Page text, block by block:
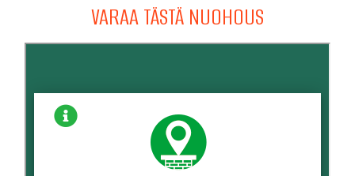
VARAA TÄSTÄ NUOHOUS